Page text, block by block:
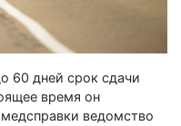
60 дней срок сдачи
время он
ведомство